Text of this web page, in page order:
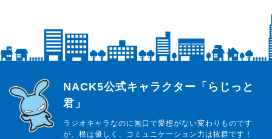
らじっと君
NACK5公式キャラクター「らじっと
君」
ラジオキャラなのに無口で愛想がない変わりものです
が、根は優しく、コミュニケーション力は抜群です！